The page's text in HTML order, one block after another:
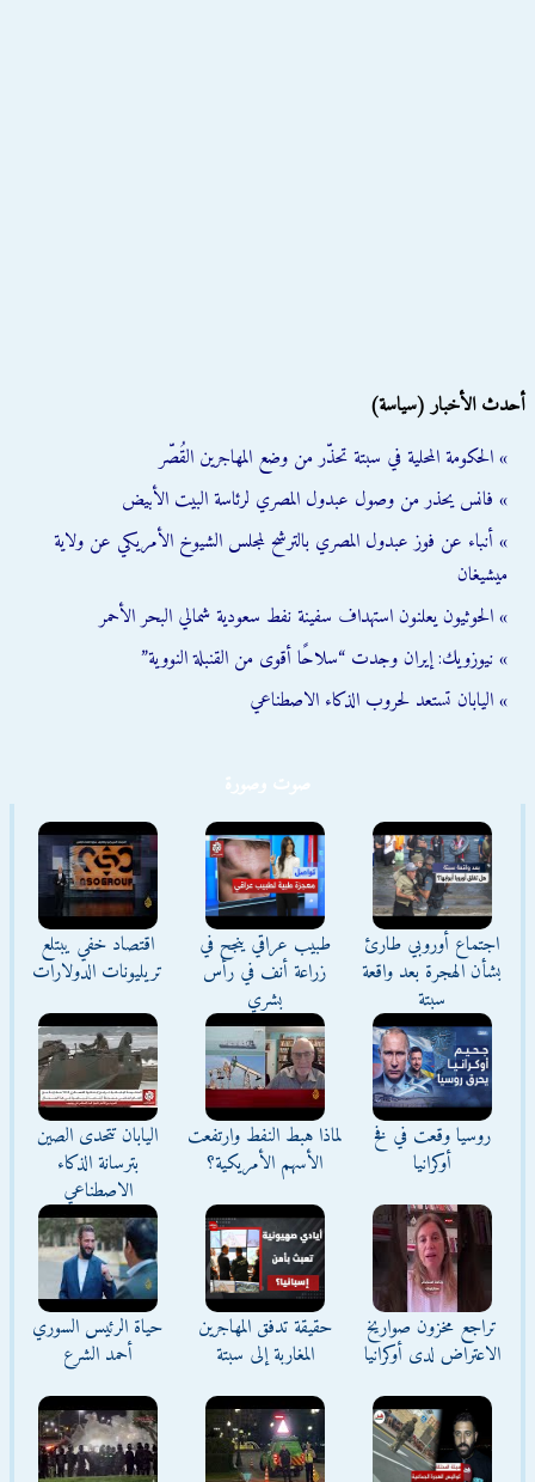
أحدث الأخبار (سياسة)
» الحكومة المحلية في سبتة تحذّر من وضع المهاجرين القُصّر
» فانس يحذر من وصول عبدول المصري لرئاسة البيت الأبيض
» أنباء عن فوز عبدول المصري بالترشح لمجلس الشيوخ الأمريكي عن ولاية
ميشيغان
» الحوثيون يعلنون استهداف سفينة نفط سعودية شمالي البحر الأحمر
» نيوزويك: إيران وجدت “سلاحًا أقوى من القنبلة النووية”
» اليابان تستعد لحروب الذكاء الاصطناعي
اجتماع أوروبي طارئ
بشأن الهجرة بعد واقعة
سبتة
طبيب عراقي ينجح في
زراعة أنف في رأس
بشري
اقتصاد خفي يبتلع
تريليونات الدولارات
روسيا وقعت في فخ
أوكرانيا
لماذا هبط النفط وارتفعت
الأسهم الأمريكية؟
اليابان تتحدى الصين
بترسانة الذكاء
الاصطناعي
تراجع مخزون صواريخ
الاعتراض لدى أوكرانيا
حقيقة تدفق المهاجرين
المغاربة إلى سبتة
حياة الرئيس السوري
أحمد الشرع